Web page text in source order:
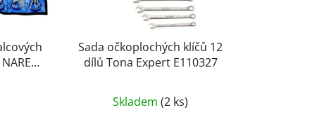
Sada očkoplochých klíčů 12
dílů Tona Expert E110327
hodnocení
Skladem(2 ks)